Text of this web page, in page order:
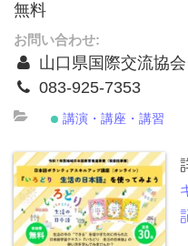
無料
お問い合わせ:
山口県国際交流協会
083-925-7353
講演・講座・講習